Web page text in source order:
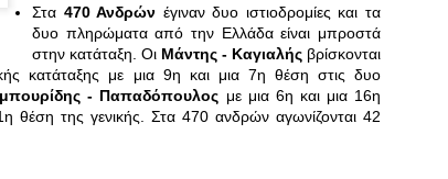
Στα 470 Ανδρών έγιναν δυο ιστιοδρομίες και τα
δυο πληρώματα από την Ελλάδα είναι μπροστά
στην κατάταξη. Οι Μάντης - Καγιαλής βρίσκονται
κατάταξης με μια 9η και μια 7η θέση στις δυο
- Παπαδόπουλος με μια 6η και μια 16η
θέση της γενικής. Στα 470 ανδρών αγωνίζονται 42
With an emphasis on quality information, video,
interactive elements, the new website provides
prospective customers with considerably more
Southern Spars' global operation and product
previous version of the site.